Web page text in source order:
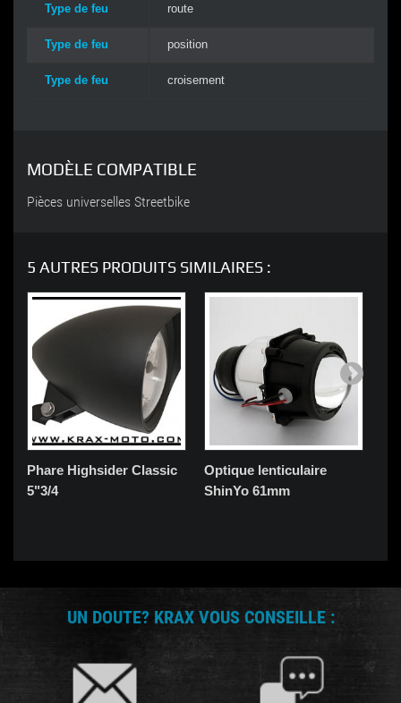
Type de feu route
Type de feu position
Type de feu croisement
MODÈLE COMPATIBLE
Pièces universelles Streetbike
5 AUTRES PRODUITS SIMILAIRES :
Phare Highsider Classic
5"3/4
Optique lenticulaire
ShinYo 61mm
UN DOUTE? KRAX VOUS CONSEILLE :